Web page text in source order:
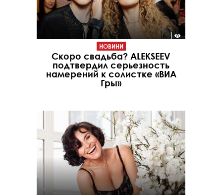
НОВИНИ
Скоро свадьба? ALEKSEEV
подтвердил серьезность
намерений к солистке «ВИА
Гры»